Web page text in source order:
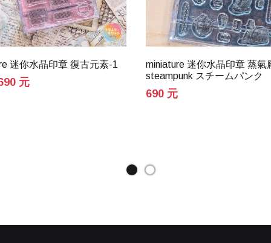
迷你水晶印章 復古元素-1
元
miniature 迷你水晶印章 蒸氣
steampunk スチームパンク
690 元